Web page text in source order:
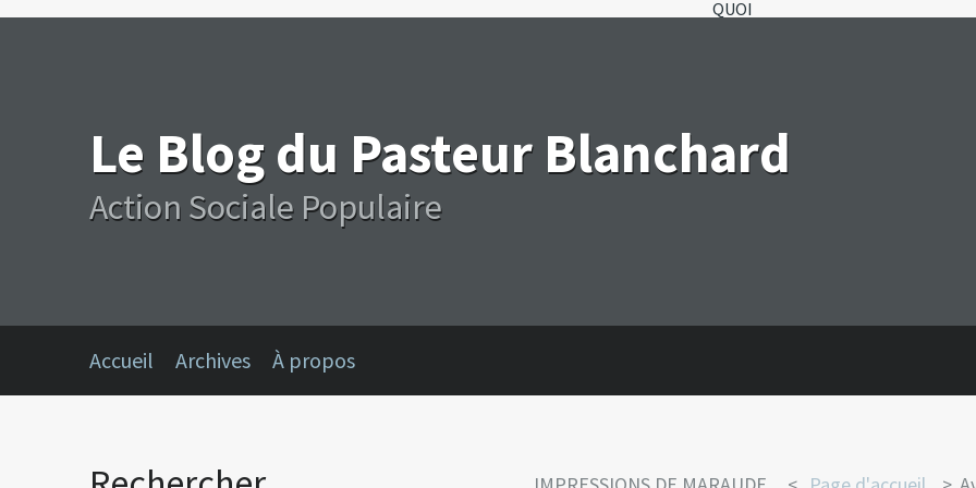
QUOI
Le Blog du Pasteur Blanchard
Action Sociale Populaire
Accueil Archives À propos